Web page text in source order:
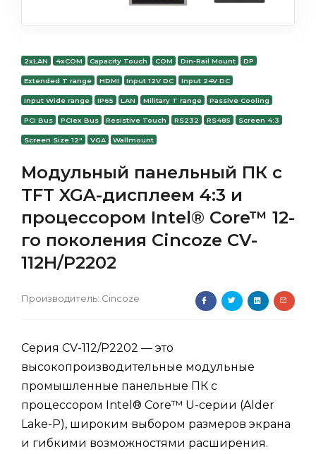
2xLAN 4xCOM Capacity Touch COM Din-Rail Mount DP
Extended T range HDMI Input 12V DC Input 24V DC
Input Wide range IP65 LAN Military T range Passive Cooling
PCI Bus PCIex Bus Resistive Touch RS232 RS485 Screen 4:3
Screen Size 12" VGA Wallmount
Модульный панельный ПК с
TFT XGA-дисплеем 4:3 и
процессором Intel® Core™ 12-
го поколения Cincoze CV-
112H/P2202
Производитель: Cincoze
Серия CV-112/P2202 — это
высокопроизводительные модульные
промышленные панельные ПК с
процессором Intel® Core™ U-серии (Alder
Lake-P), широким выбором размеров экрана
и гибкими возможностями расширения.